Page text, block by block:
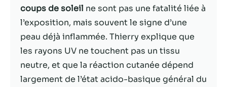
coups de soleil ne sont pas une fatalité liée à
l’exposition, mais souvent le signe d’une
peau déjà inflammée. Thierry explique que
les rayons UV ne touchent pas un tissu
neutre, et que la réaction cutanée dépend
largement de l’état acido-basique général du
Nécessaire
Ces cookies ne
sont pas
facultatifs. Ils